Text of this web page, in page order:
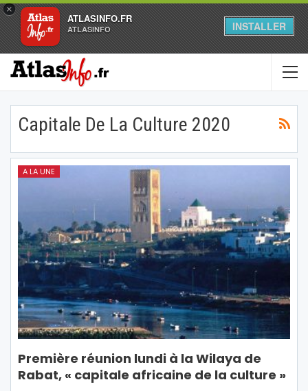
×
ATLASINFO.FR
ATLASINFO INSTALLER
Capitale De La Culture 2020
A LA UNE
Première réunion lundi à la Wilaya de
Rabat, « capitale africaine de la culture »